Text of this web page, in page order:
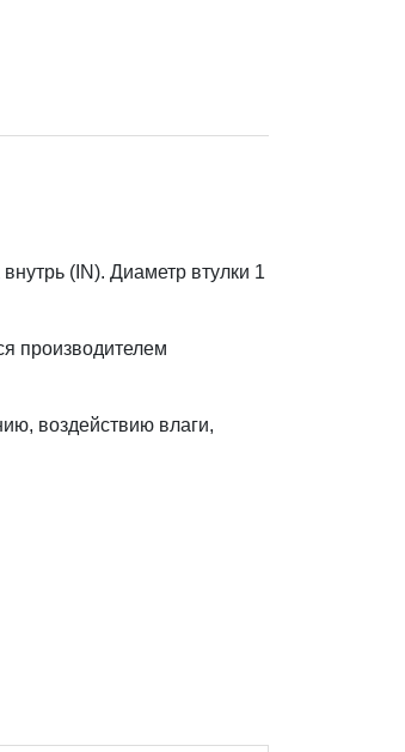
(IN). Диаметр втулки 1
производителем
воздействию влаги,